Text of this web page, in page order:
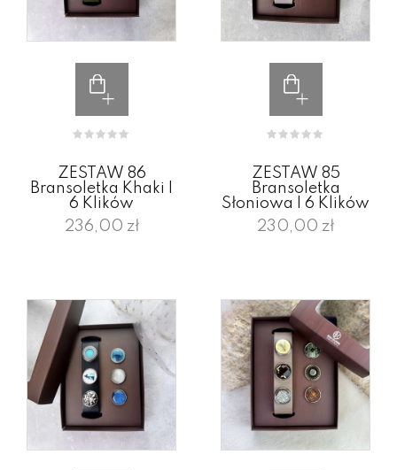
ZESTAW 86
Bransoletka Khaki I
6 Klików
236,00 zł
ZESTAW 85
Bransoletka
Słoniowa I 6 Klików
230,00 zł